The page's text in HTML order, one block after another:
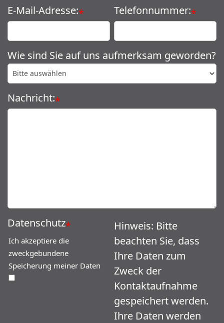
E-Mail-Adresse:* Telefonnummer:*
Wie sind Sie auf uns aufmerksam geworden?
Nachricht:*
Datenschutz*
Ich akzeptiere die
zweckgebundene
Speicherung meiner Daten
Hinweis: Bitte
beachten Sie, dass
Ihre Daten zum
Zweck der
Kontaktaufnahme
gespeichert werden.
Ihre Daten werden